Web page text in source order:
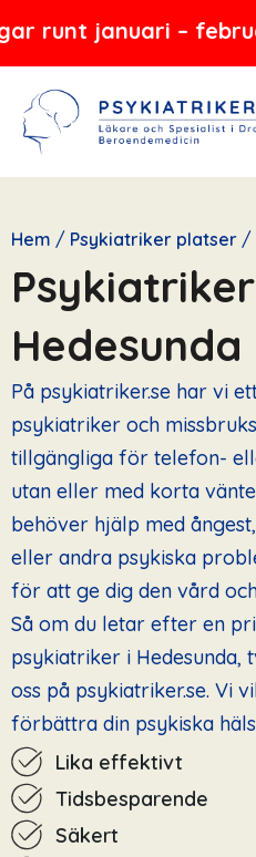
– februari 2027
innehåll
Hem / Psykiatriker platser /
Psykiatriker
Hedesunda
På psykiatriker.se har vi
psykiatriker och
tillgängliga för telefon-
utan eller med korta
behöver hjälp med
eller andra psykiska
för att ge dig den vård
Så om du letar efter en
psykiatriker i Hedesunda,
oss på psykiatriker.se. Vi
förbättra din psykiska
Lika effektivt
Tidsbesparende
Säkert